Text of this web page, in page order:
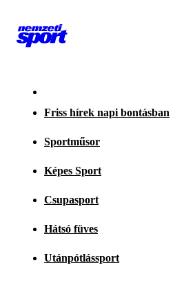
Friss hírek napi bontásban
Sportműsor
Képes Sport
Csupasport
Hátsó füves
Utánpótlássport